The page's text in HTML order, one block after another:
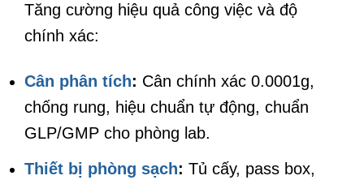
Tăng cường hiệu quả công việc và độ
chính xác:
Cân phân tích: Cân chính xác 0.0001g,
chống rung, hiệu chuẩn tự động, chuẩn
GLP/GMP cho phòng lab.
Thiết bị phòng sạch: Tủ cấy, pass box,